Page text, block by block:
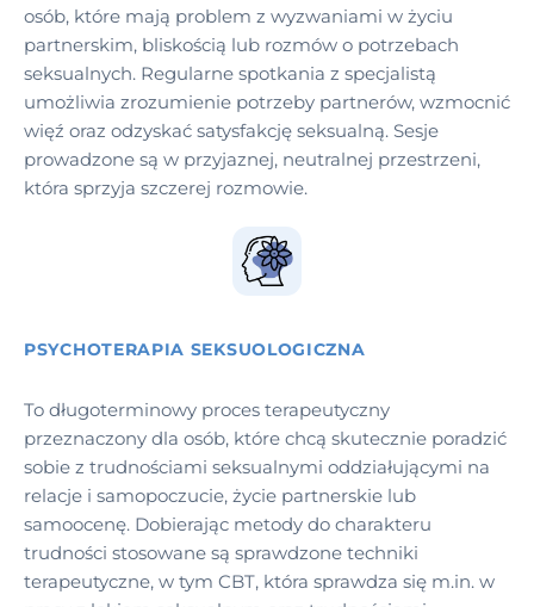
osób, które mają problem z wyzwaniami w życiu
partnerskim, bliskością lub rozmów o potrzebach
seksualnych. Regularne spotkania z specjalistą
umożliwia zrozumienie potrzeby partnerów, wzmocnić
więź oraz odzyskać satysfakcję seksualną. Sesje
prowadzone są w przyjaznej, neutralnej przestrzeni,
która sprzyja szczerej rozmowie.
PSYCHOTERAPIA SEKSUOLOGICZNA
To długoterminowy proces terapeutyczny
przeznaczony dla osób, które chcą skutecznie poradzić
sobie z trudnościami seksualnymi oddziałującymi na
relacje i samopoczucie, życie partnerskie lub
samoocenę. Dobierając metody do charakteru
trudności stosowane są sprawdzone techniki
terapeutyczne, w tym CBT, która sprawdza się m.in. w